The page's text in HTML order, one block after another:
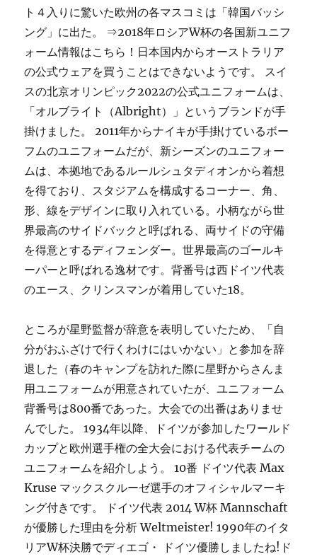
ト４入りに驚いた欧州の各マスコミは「韓国バッシ
ング」に出た。 ⇒2018年ロシアW杯の各国新ユニフ
ォーム情報はこちら！日本国内からオーストラリア
の公式ウェアを買うことはできないようです。 スイ
スの北京オリンピック2022の公式ユニフォームは、
「オルブライト（Albright）」というブランドが手
掛けました。 2011年からナイキが手掛けているボー
フムのユニフォームだが、新シーズンのユニフォー
ムは、本拠地であるルールシュタディオンから着想
を得ており、スタジアムを構成するコーナー、角、
形、線をデザインに取り入れている。小柄ながら世
界最高のサイドバックと呼ばれる、両サイドの守備
を得意とするディフェンダー。世界最高のゴールキ
ーパーと呼ばれる逸材です。背番号は西ドイツ代表
のエース、クリンスマンが着用していた18。
ところが星野監督が辞意を表明していたため、「自
分がおふざけで行くわけにはいかない」と参加を辞
退した（春のキャンプを訪れた際に星野からさんま
用ユニフォームが用意されていたが、ユニフォーム
背番号は800番であった。大会での出番はありませ
んでした。 1934年以降、ドイツが参加したワールド
カップと欧州選手権の全大会における代表チームの
ユニフォームを紹介しよう。 10番 ドイツ代表 Max
Kruse マックスクルーゼ選手のオフィシャルマーキ
ング付きです。 ドイツ代表 2014 W杯 Mannschaft
が優勝した理由を分析 Weltmeister! 1990年のイタ
リアW杯決勝でディエゴ・ ドイツ優勝しましたね!ド